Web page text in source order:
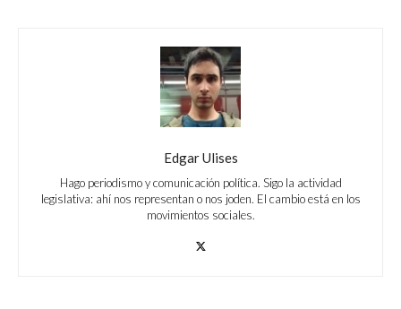
Edgar Ulises
Hago periodismo y comunicación política. Sigo la actividad
legislativa: ahí nos representan o nos joden. El cambio está en los
movimientos sociales.